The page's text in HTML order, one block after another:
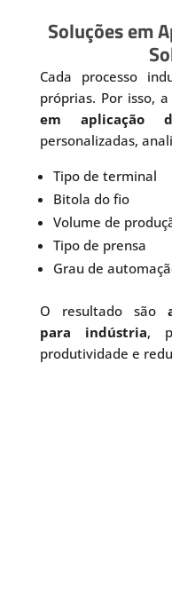
Soluções em
Cada processo
próprias. Por isso,
em aplicação
personalizadas,
Tipo de terminal
Bitola do fio
Volume de
Tipo de prensa
Grau de
O resultado são
para indústria,
produtividade e